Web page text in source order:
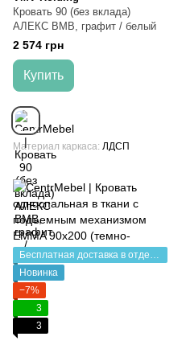
Кровать 90 (без вклада)
АЛЕКС ВМВ, графит / белый
2 574 грн
Купить
Материал каркаса ЛДСП
Бесплатная доставка в отделение НП
Новинка
−7%
3
3